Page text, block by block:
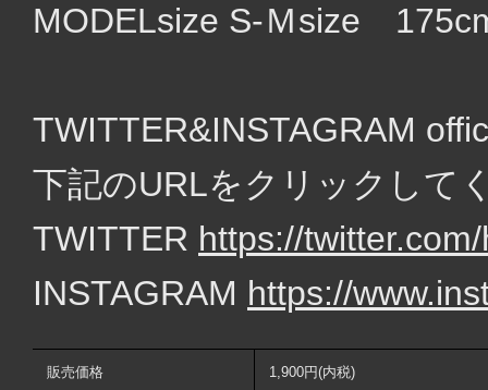
MODELsize S-Ｍsize
TWITTER&INSTAGRAM
下記のURLをクリックして
TWITTER https://
INSTAGRAM https://
販売価格 1,900円(内税)